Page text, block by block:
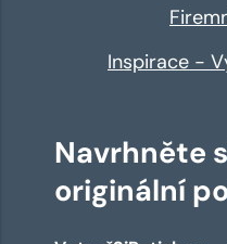
Inspirace -
Navrhněte
originální